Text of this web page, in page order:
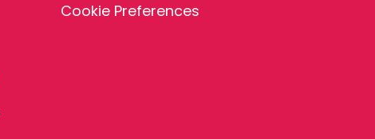
Cookie Preferences